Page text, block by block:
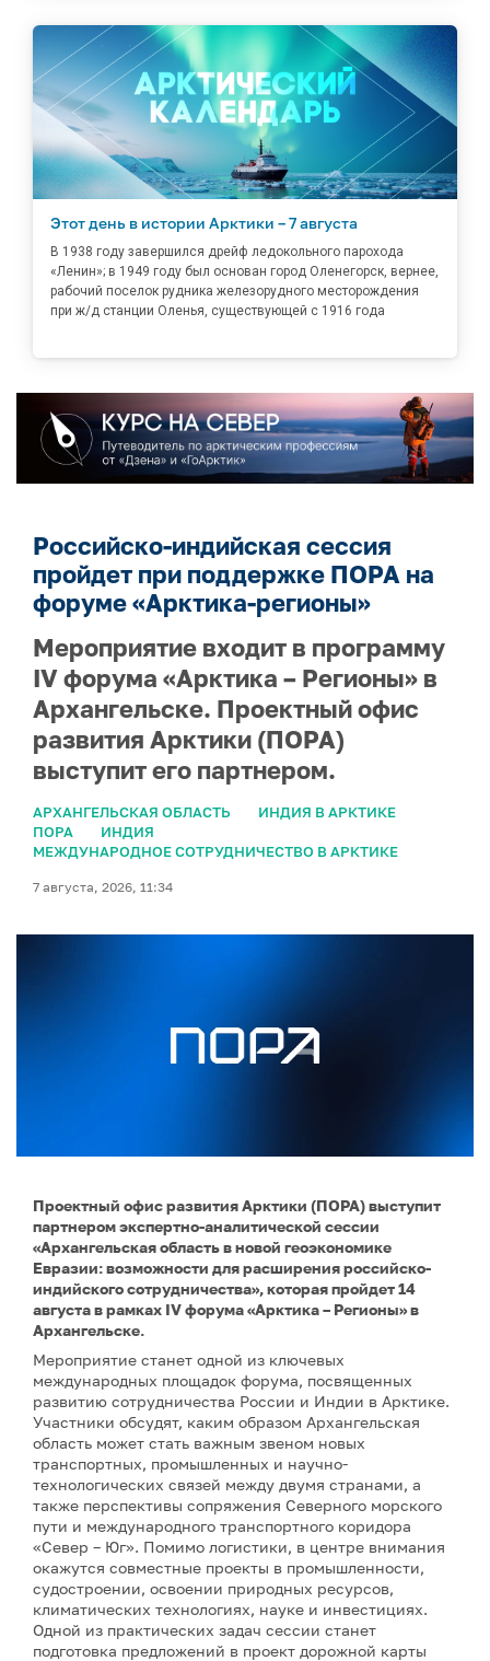
Этот день в истории Арктики – 7 августа
В 1938 году завершился дрейф ледокольного парохода
«Ленин»; в 1949 году был основан город Оленегорск, вернее,
рабочий поселок рудника железорудного месторождения
при ж/д станции Оленья, существующей с 1916 года
Российско-индийская сессия
пройдет при поддержке ПОРА на
форуме «Арктика-регионы»
Мероприятие входит в программу
IV форума «Арктика – Регионы» в
Архангельске. Проектный офис
развития Арктики (ПОРА)
выступит его партнером.
АРХАНГЕЛЬСКАЯ ОБЛАСТЬ
ИНДИЯ В АРКТИКЕ
ПОРА
ИНДИЯ
МЕЖДУНАРОДНОЕ СОТРУДНИЧЕСТВО В АРКТИКЕ
7 августа, 2026, 11:34
Проектный офис развития Арктики (ПОРА) выступит
партнером экспертно-аналитической сессии
«Архангельская область в новой геоэкономике
Евразии: возможности для расширения российско-
индийского сотрудничества», которая пройдет 14
августа в рамках IV форума «Арктика – Регионы» в
Архангельске.
Мероприятие станет одной из ключевых
международных площадок форума, посвященных
развитию сотрудничества России и Индии в Арктике.
Участники обсудят, каким образом Архангельская
область может стать важным звеном новых
транспортных, промышленных и научно-
технологических связей между двумя странами, а
также перспективы сопряжения Северного морского
пути и международного транспортного коридора
«Север – Юг». Помимо логистики, в центре внимания
окажутся совместные проекты в промышленности,
судостроении, освоении природных ресурсов,
климатических технологиях, науке и инвестициях.
Одной из практических задач сессии станет
подготовка предложений в проект дорожной карты